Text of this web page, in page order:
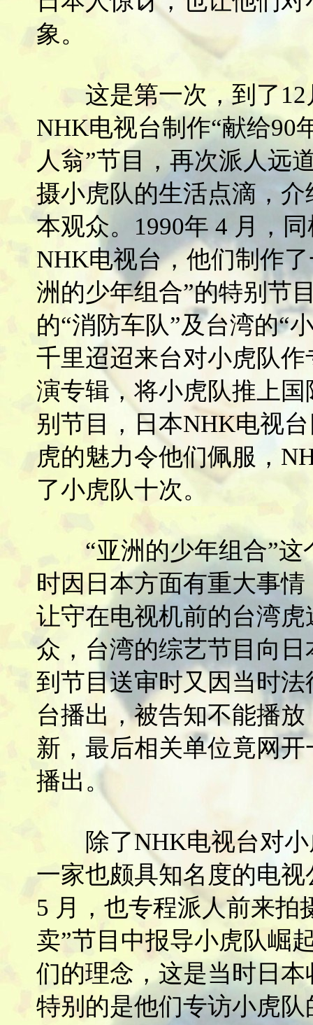
象。
这是第一次，到了12
NHK电视台制作“献给90
人翁”节目，再次派人远
摄小虎队的生活点滴，介
本观众。1990年 4 月，
NHK电视台，他们制作
洲的少年组合”的特别节
的“消防车队”及台湾的“
千里迢迢来台对小虎队
演专辑，将小虎队推上
别节目，日本NHK电视
虎的魅力令他们佩服，
了小虎队十次。
“亚洲的少年组合”这
时因日本方面有重大事
让守在电视机前的台湾
众，台湾的综艺节目向
到节目送审时又因当时
台播出，被告知不能播
新，最后相关单位竟网
播出。
除了NHK电视台对小
一家也颇具知名度的电
5 月，也专程派人前来拍
卖”节目中报导小虎队崛
们的理念，这是当时日
特别的是他们专访小虎